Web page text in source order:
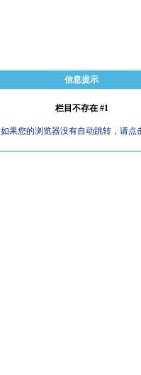
信息提示
栏目不存在 #1
如果您的浏览器没有自动跳转，请点